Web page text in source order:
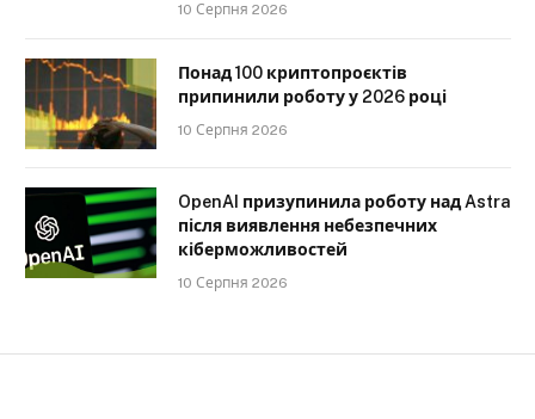
10 Серпня 2026
Понад 100 криптопроєктів
припинили роботу у 2026 році
10 Серпня 2026
OpenAI призупинила роботу над Astra
після виявлення небезпечних
кіберможливостей
10 Серпня 2026